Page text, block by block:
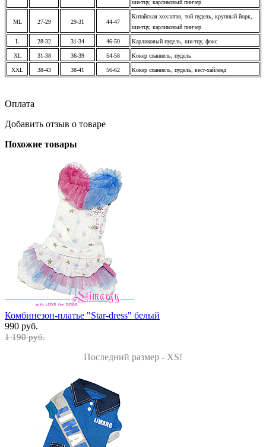
ши-тцу, карликовый пинчер
ML 27-29 29-31 44-47
Китайская хохлатая, той пудель, крупный йорк,
ши-тцу, карликовый пинчер
L 28-32 31-34 46-50 Карликовый пудель, ши-тцу, фокс
XL 31-38 36-39 54-58 Кокер спаниель, пудель
XXL 38-43 38-41 56-62 Кокер спаниель, пудель, вест-хайленд
Оплата
Добавить отзыв о товаре
Похожие товары
Комбинезон-платье "Star-dress" белый
990 руб.
1 190 руб.
Последний размер - XS!